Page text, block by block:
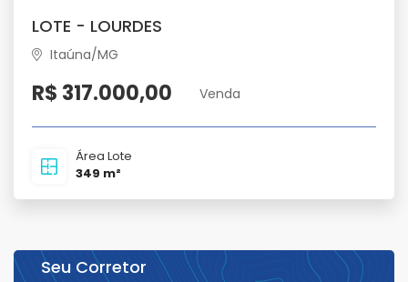
LOTE - LOURDES
Itaúna/MG
R$ 317.000,00 Venda
Área Lote
349 m²
Seu Corretor